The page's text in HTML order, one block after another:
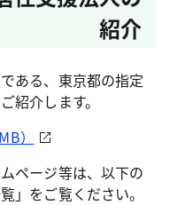
紹介
ある、東京都の指定
紹介します。
）
ページ等は、以下の
」をご覧ください。